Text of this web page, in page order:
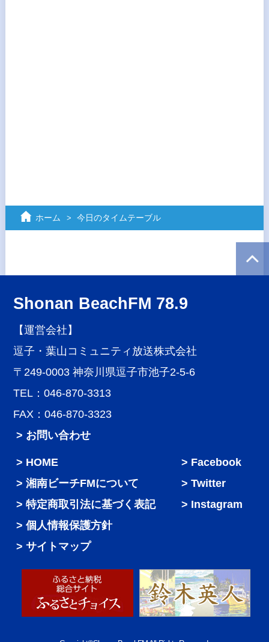
ホーム 今日のタイムテーブル
Shonan BeachFM 78.9
【運営会社】
逗子・葉山コミュニティ放送株式会社
〒249-0003 神奈川県逗子市池子2-5-6
TEL：046-870-3313
FAX：046-870-3323
> お問い合わせ
HOME
湘南ビーチFMについて
特定商取引法に基づく表記
個人情報保護方針
サイトマップ
Facebook
Twitter
Instagram